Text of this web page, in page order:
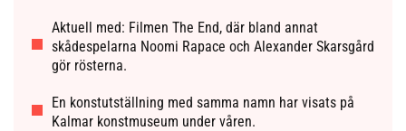
Aktuell med: Filmen The End, där bland annat
skådespelarna Noomi Rapace och Alexander Skarsgård
gör rösterna.
En konstutställning med samma namn har visats på
Kalmar konstmuseum under våren.